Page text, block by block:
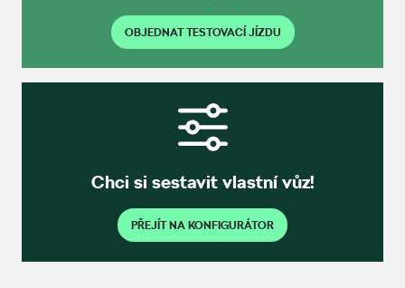
OBJEDNAT TESTOVACÍ JÍZDU
Chci si sestavit vlastní vůz!
PŘEJÍT NA KONFIGURÁTOR